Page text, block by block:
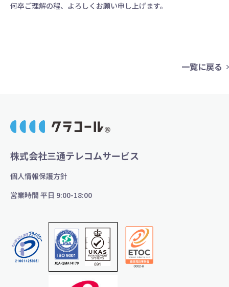
何卒ご理解の程、よろしくお願い申し上げます。
一覧に戻る
株式会社三通テレコムサービス
個人情報保護方針
営業時間 平日 9:00-18:00